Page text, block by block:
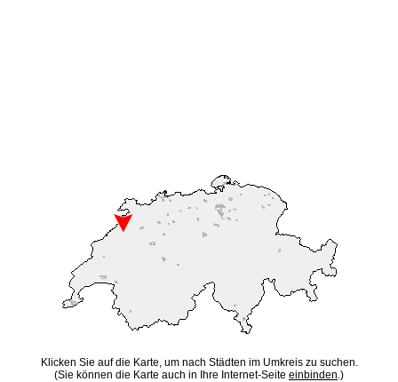
Klicken Sie auf die Karte, um nach Städten im Umkreis zu suchen.
(Sie können die Karte auch in Ihre Internet-Seite einbinden.)